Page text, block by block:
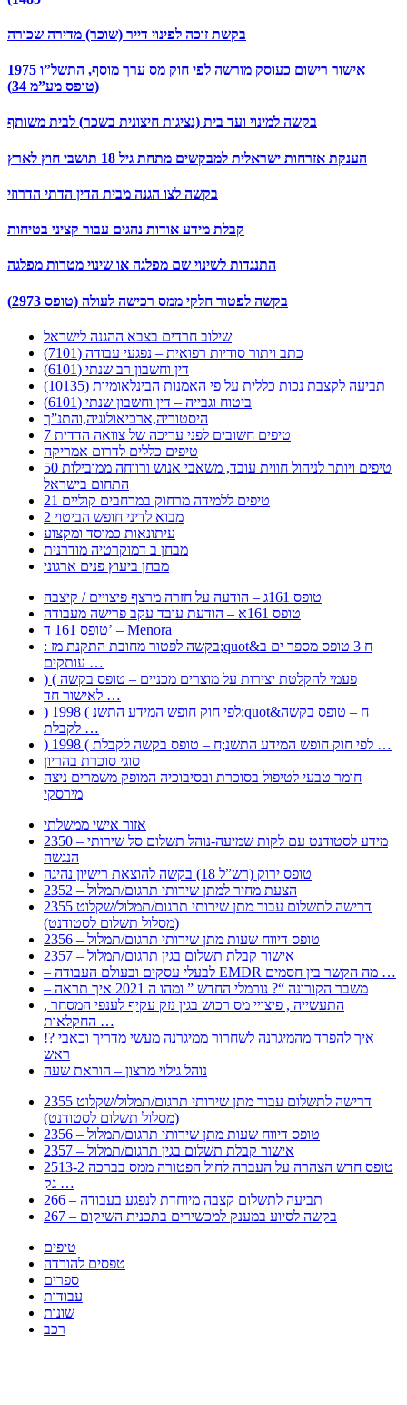
בקשת זוכה לפינוי דייר (שוכר) מדירה שכורה
אישור רישום כעוסק מורשה לפי חוק מס ערך מוסף, התשל”ו 1975
(טופס מע”מ 34)
בקשה למינוי ועד בית (נציגות חיצונית בשכר) לבית משותף
הענקת אזרחות ישראלית למבקשים מתחת גיל 18 תושבי חוץ לארץ
בקשה לצו הגנה מבית הדין הדתי הדרוזי
קבלת מידע אודות נהגים עבור קציני בטיחות
התנגדות לשינוי שם מפלגה או שינוי מטרות מפלגה
בקשה לפטור חלקי ממס רכישה לעולה (טופס 2973)
שילוב חרדים בצבא ההגנה לישראל
כתב ויתור סודיות רפואית – נפגעי עבודה (7101)
דין וחשבון רב שנתי (6101)
תביעה לקצבת נכות כללית על פי האמנות הבינלאומיות (10135)
ביטוח וגבייה – דין וחשבון שנתי (6101)
היסטוריה,ארכיאולוגיה,והתנ”ך
7 טיפים חשובים לפני עריכה של צוואה הדדית
טיפים כללים לדרום אמריקה
50 טיפים ויותר לניהול חווית עובד, משאבי אנוש ורווחה ממובילות
התחום בישראל
21 טיפים ללמידה מרחוק במרחבים קוליים
מבוא לדיני חופש הביטוי 2
עיתונאות כמוסד ומקצוע
מבחן ב דמוקרטיה מודרנית
מבחן ביעוץ פנים ארגוני
טופס 161ג – הודעה על חזרה מרצף פיצויים / קיצבה
טופס 161א – הודעת עובד עקב פרישה מעבודה
טופס 161 ד’ – Menora
: בקשה לפטור מחובת התקנת מז;quot&ח 3 טופס מספר ים ב
עותקים …
) ( פעמי להקלטת יצירות על מוצרים מכניים – טופס בקשה
לאישור חד …
) 1998 ( לפי חוק חופש המידע התשנ;quot&ח – טופס בקשה
לקבלת …
) 1998 ( לפי חוק חופש המידע התשנ;ח – טופס בקשה לקבלת …
סוגי סוכרת בהריון
חומר טבעי לטיפול בסוכרת ובסיבוכיה המופק משמרים ניצה
מירסקי
אזור אישי ממשלתי
2350 – מידע לסטודנט עם לקות שמיעה-נוהל תשלום סל שירותי
הנגשה
טופס ירוק (רש”ל 18) בקשה להוצאת רישיון נהיגה
2352 – הצעת מחיר למתן שירותי תרגום/תמלול
2355 דרישה לתשלום עבור מתן שירותי תרגום/תמלול/שקלוט
(מסלול תשלום לסטודנט)
2356 – טופס דיווח שעות מתן שירותי תרגום/תמלול
2357 – אישור קבלת תשלום בגין תרגום/תמלול
– לבעלי עסקים ובעולם העבודה EMDR מה הקשר בין חסמים …
– משבר הקורונה “? נורמלי החדש ” ומהו ה 2021 איך תראה
, התעשייה , פיצויי מס רכוש בגין נזק עקיף לענפי המסחר
החקלאות …
!? איך להפרד מהמיגרנה לשחרור ממיגרנה מעשי מדריך וכאבי
ראש
נוהל גילוי מרצון – הוראת שעה
2355 דרישה לתשלום עבור מתן שירותי תרגום/תמלול/שקלוט
(מסלול תשלום לסטודנט)
2356 – טופס דיווח שעות מתן שירותי תרגום/תמלול
2357 – אישור קבלת תשלום בגין תרגום/תמלול
2513-2 טופס חדש הצהרה על העברה לחול הפטורה ממס בברכה
גק …
266 – תביעה לתשלום קצבה מיוחדת לנפגע בעבודה
267 – בקשה לסיוע במענק למכשירים בתכנית השיקום
טיפים
טפסים להורדה
ספרים
עבודות
שונות
רכב